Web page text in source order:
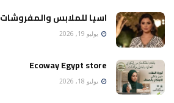
اسيا للملابس والمفروشات
يوليو 19, 2026
Ecoway Egypt store
يوليو 18, 2026